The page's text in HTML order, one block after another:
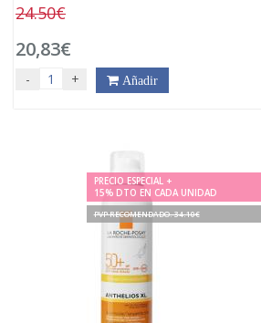
24.50€
20,83€
- + Añadir
PRECIO ESPECIAL +
15% DTO EN CADA UNIDAD
PVP RECOMENDADO. 34.10€